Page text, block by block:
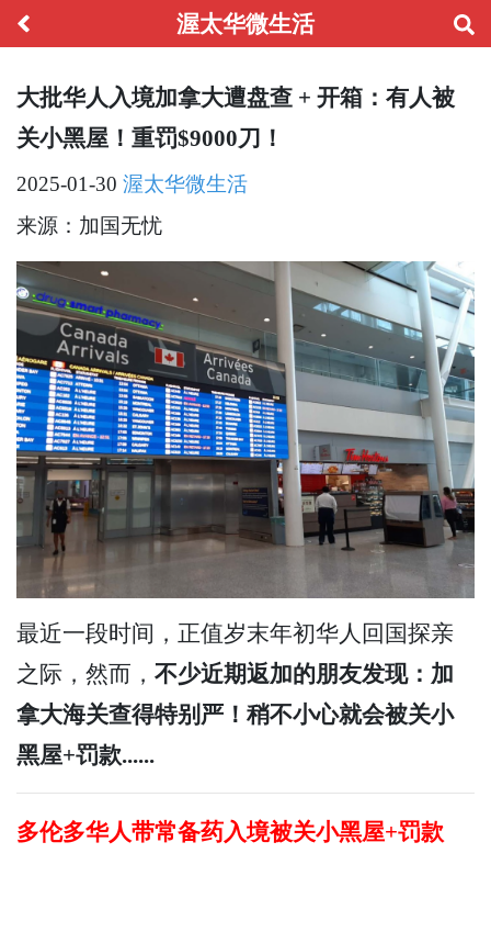
渥太华微生活
大批华人入境加拿大遭盘查 + 开箱：有人被
关小黑屋！重罚$9000刀！
2025-01-30 渥太华微生活
来源：加国无忧
最近一段时间，正值岁末年初华人回国探亲
之际，然而， 不少近期返加的朋友发现：加
拿大海关查得特别严！稍不小心就会被关小
黑屋+罚款......
多伦多华人带常备药入境被关小黑屋+罚款